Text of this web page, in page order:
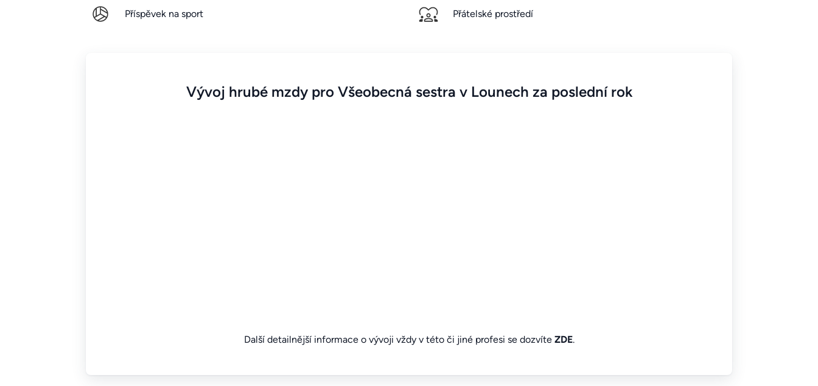
Příspěvek na sport Přátelské prostředí
Vývoj hrubé mzdy pro Všeobecná sestra v Lounech za poslední rok
Další detailnější informace o vývoji vždy v této či jiné profesi se dozvíte ZDE.